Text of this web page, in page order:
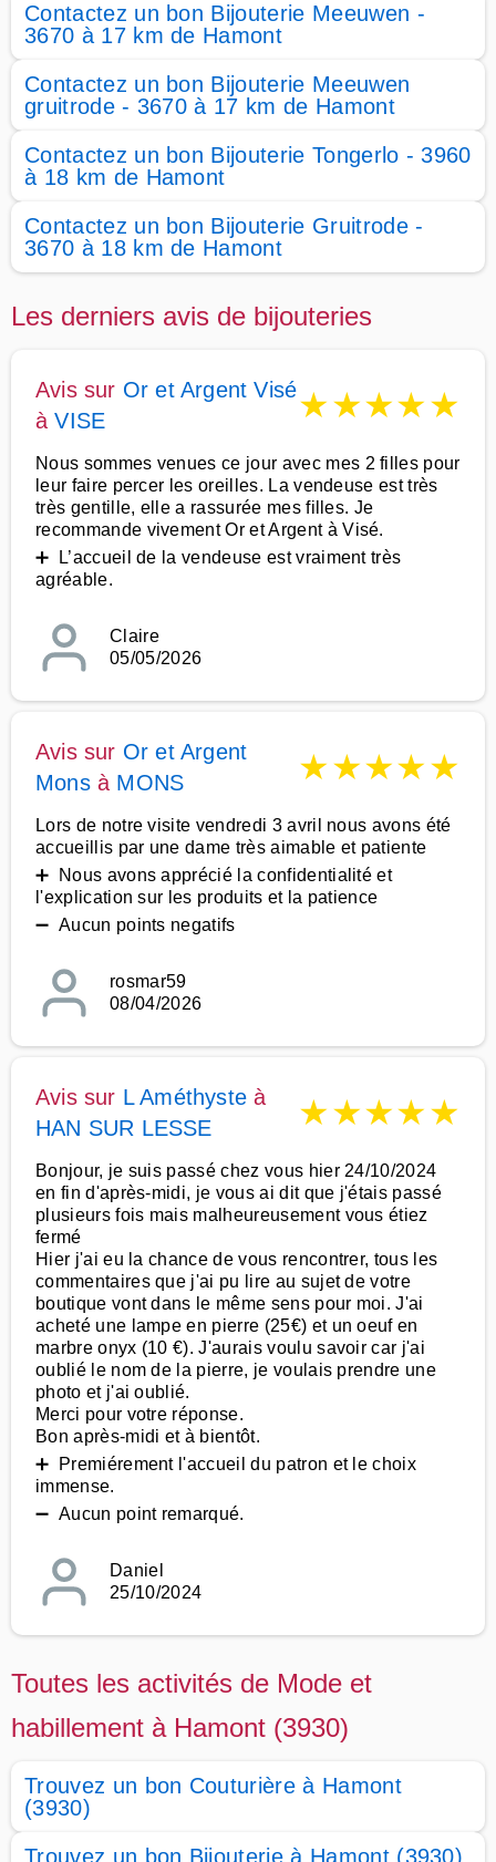
Contactez un bon Bijouterie Meeuwen -
3670 à 17 km de Hamont
Contactez un bon Bijouterie Meeuwen
gruitrode - 3670 à 17 km de Hamont
Contactez un bon Bijouterie Tongerlo - 3960
à 18 km de Hamont
Contactez un bon Bijouterie Gruitrode -
3670 à 18 km de Hamont
Les derniers avis de bijouteries
Avis sur Or et Argent Visé
àVISE ★★★★★
Nous sommes venues ce jour avec mes 2 filles pour
leur faire percer les oreilles. La vendeuse est très
très gentille, elle a rassurée mes filles. Je
recommande vivement Or et Argent à Visé.
➕ L’accueil de la vendeuse est vraiment très
agréable.
Claire
05/05/2026
Avis sur Or et Argent
Monsà MONS ★★★★★
Lors de notre visite vendredi 3 avril nous avons été
accueillis par une dame très aimable et patiente
➕ Nous avons apprécié la confidentialité et
l'explication sur les produits et la patience
➖ Aucun points negatifs
rosmar59
08/04/2026
Avis sur L Améthyste à
HAN SUR LESSE
★★★★★
Bonjour, je suis passé chez vous hier 24/10/2024
en fin d'après-midi, je vous ai dit que j'étais passé
plusieurs fois mais malheureusement vous étiez
fermé
Hier j'ai eu la chance de vous rencontrer, tous les
commentaires que j'ai pu lire au sujet de votre
boutique vont dans le même sens pour moi. J'ai
acheté une lampe en pierre (25€) et un oeuf en
marbre onyx (10 €). J'aurais voulu savoir car j'ai
oublié le nom de la pierre, je voulais prendre une
photo et j'ai oublié.
Merci pour votre réponse.
Bon après-midi et à bientôt.
➕ Premiérement l'accueil du patron et le choix
immense.
➖ Aucun point remarqué.
Daniel
25/10/2024
Toutes les activités de Mode et
habillement à Hamont (3930)
Trouvez un bon Couturière à Hamont
(3930)
Trouvez un bon Bijouterie à Hamont (3930)